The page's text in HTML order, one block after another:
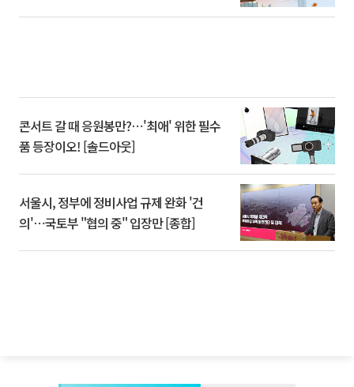
콘서트 갈 때 응원봉만?⋯'최애' 위한 필수
품 등장이오! [솔드아웃]
서울시, 정부에 정비사업 규제 완화 '건
의'⋯국토부 "협의 중" 입장만 [종합]